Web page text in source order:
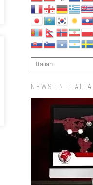
NEWS IN